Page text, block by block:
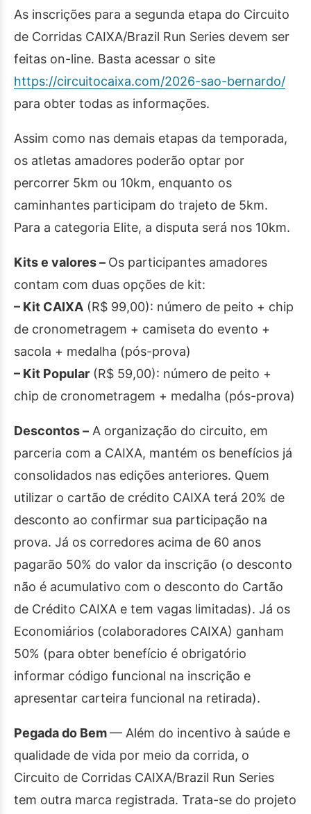
As inscrições para a segunda etapa do Circuito
de Corridas CAIXA/Brazil Run Series devem ser
feitas on-line. Basta acessar o site
https://circuitocaixa.com/2026-sao-bernardo/
para obter todas as informações.
Assim como nas demais etapas da temporada,
os atletas amadores poderão optar por
percorrer 5km ou 10km, enquanto os
caminhantes participam do trajeto de 5km.
Para a categoria Elite, a disputa será nos 10km.
Kits e valores – Os participantes amadores
contam com duas opções de kit:
– Kit CAIXA (R$ 99,00): número de peito + chip
de cronometragem + camiseta do evento +
sacola + medalha (pós-prova)
– Kit Popular (R$ 59,00): número de peito +
chip de cronometragem + medalha (pós-prova)
Descontos – A organização do circuito, em
parceria com a CAIXA, mantém os benefícios já
consolidados nas edições anteriores. Quem
utilizar o cartão de crédito CAIXA terá 20% de
desconto ao confirmar sua participação na
prova. Já os corredores acima de 60 anos
pagarão 50% do valor da inscrição (o desconto
não é acumulativo com o desconto do Cartão
de Crédito CAIXA e tem vagas limitadas). Já os
Economiários (colaboradores CAIXA) ganham
50% (para obter benefício é obrigatório
informar código funcional na inscrição e
apresentar carteira funcional na retirada).
Pegada do Bem— Além do incentivo à saúde e
qualidade de vida por meio da corrida, o
Circuito de Corridas CAIXA/Brazil Run Series
tem outra marca registrada. Trata-se do projeto